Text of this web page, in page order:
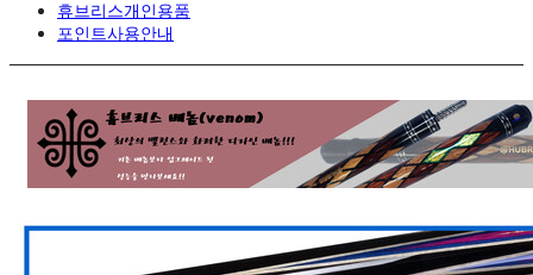
휴브리스개인용품
포인트사용안내